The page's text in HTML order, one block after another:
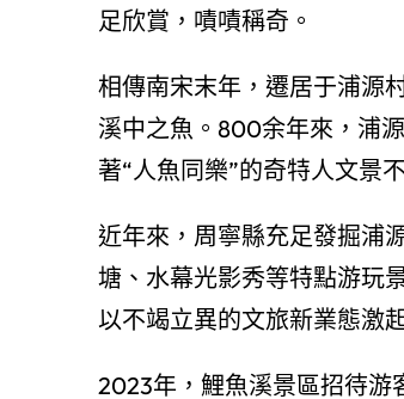
足欣賞，嘖嘖稱奇。
相傳南宋末年，遷居于浦源
溪中之魚。800余年來，浦
著“人魚同樂”的奇特人文景
近年來，周寧縣充足發掘浦
塘、水幕光影秀等特點游玩
以不竭立異的文旅新業態激
2023年，鯉魚溪景區招待游